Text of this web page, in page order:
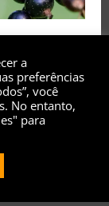
Brasil
direitos
a
preferências
você
No entanto,
para